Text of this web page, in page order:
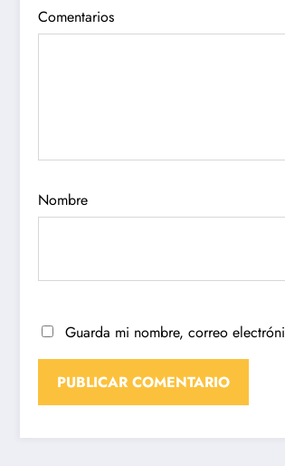
Comentarios
Nombre
Guarda mi nombre, correo